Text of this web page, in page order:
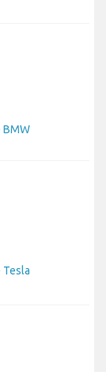
BMW
Tesla